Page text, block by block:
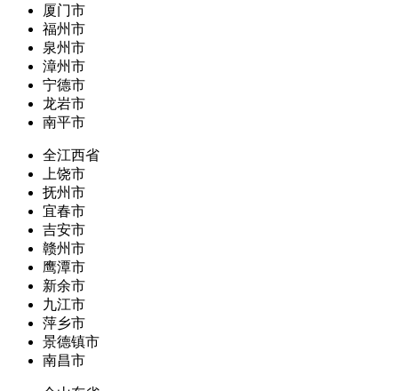
厦门市
福州市
泉州市
漳州市
宁德市
龙岩市
南平市
全江西省
上饶市
抚州市
宜春市
吉安市
赣州市
鹰潭市
新余市
九江市
萍乡市
景德镇市
南昌市